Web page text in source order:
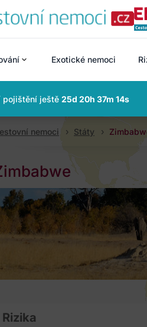
Exotické nemoci
pojištění ještě 25d 20h 37m 13s
nemoci Státy
Rizika